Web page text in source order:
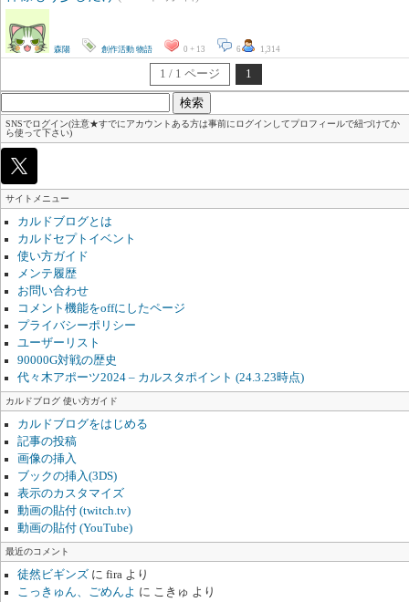
森陽 創作活動 物語 0 + 13 6 1,314
1 / 1 ページ
1
索:
SNSでログイン(注意★すでにアカウントある方は事前にログインしてプロフィールで紐づけてか
ら使って下さい)
サイトメニュー
カルドブログとは
カルドセプトイベント
使い方ガイド
メンテ履歴
お問い合わせ
コメント機能をoffにしたページ
プライバシーポリシー
ユーザーリスト
90000G対戦の歴史
代々木アポーツ2024 – カルスタポイント (24.3.23時点)
カルドブログ 使い方ガイド
カルドブログをはじめる
記事の投稿
画像の挿入
ブックの挿入(3DS)
表示のカスタマイズ
動画の貼付 (twitch.tv)
動画の貼付 (YouTube)
最近のコメント
徒然ビギンズ に fira より
こっきゅん、ごめんよ に こきゅ より